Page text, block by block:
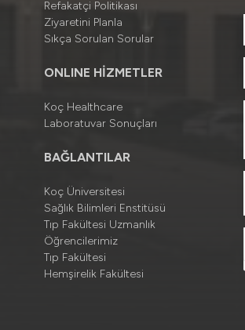
Refakatçi Politikası
Ziyaretini Planla
Sıkça Sorulan Sorular
ONLINE HİZMETLER
Koç Healthcare
Laboratuvar Sonuçları
BAĞLANTILAR
Koç Üniversitesi
Sağlık Bilimleri Enstitüsü
Tıp Fakültesi Uzmanlık
Öğrencilerimiz
Tıp Fakültesi
Hemşirelik Fakültesi